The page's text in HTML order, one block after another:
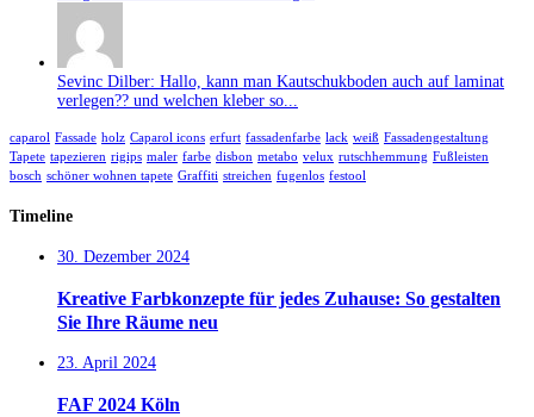
Sevinc Dilber: Hallo, kann man Kautschukboden auch auf laminat
verlegen?? und welchen kleber so...
caparol Fassade holz Caparol icons erfurt fassadenfarbe lack weiß Fassadengestaltung
Tapete tapezieren rigips maler farbe disbon metabo velux rutschhemmung Fußleisten
bosch schöner wohnen tapete Graffiti streichen fugenlos festool
Timeline
30. Dezember 2024
Kreative Farbkonzepte für jedes Zuhause: So gestalten
Sie Ihre Räume neu
23. April 2024
FAF 2024 Köln